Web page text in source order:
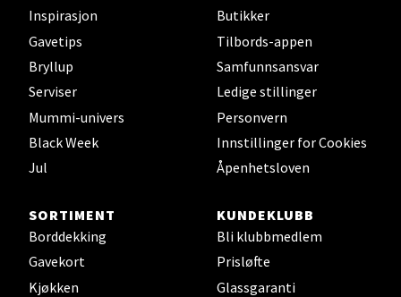
Inspirasjon
Gavetips
Bryllup
Serviser
Mummi-univers
Black Week
Jul
Butikker
Tilbords-appen
Samfunnsansvar
Ledige stillinger
Personvern
Innstillinger for Cookies
Åpenhetsloven
SORTIMENT
Borddekking
Gavekort
Kjøkken
KUNDEKLUBB
Bli klubbmedlem
Prisløfte
Glassgaranti
Bryne/Jæren - M44
Jupiterveien 2, 4340 Bryne
Åpent i dag 10-20
Stavanger og Sandnes - Thon
Senter Madla